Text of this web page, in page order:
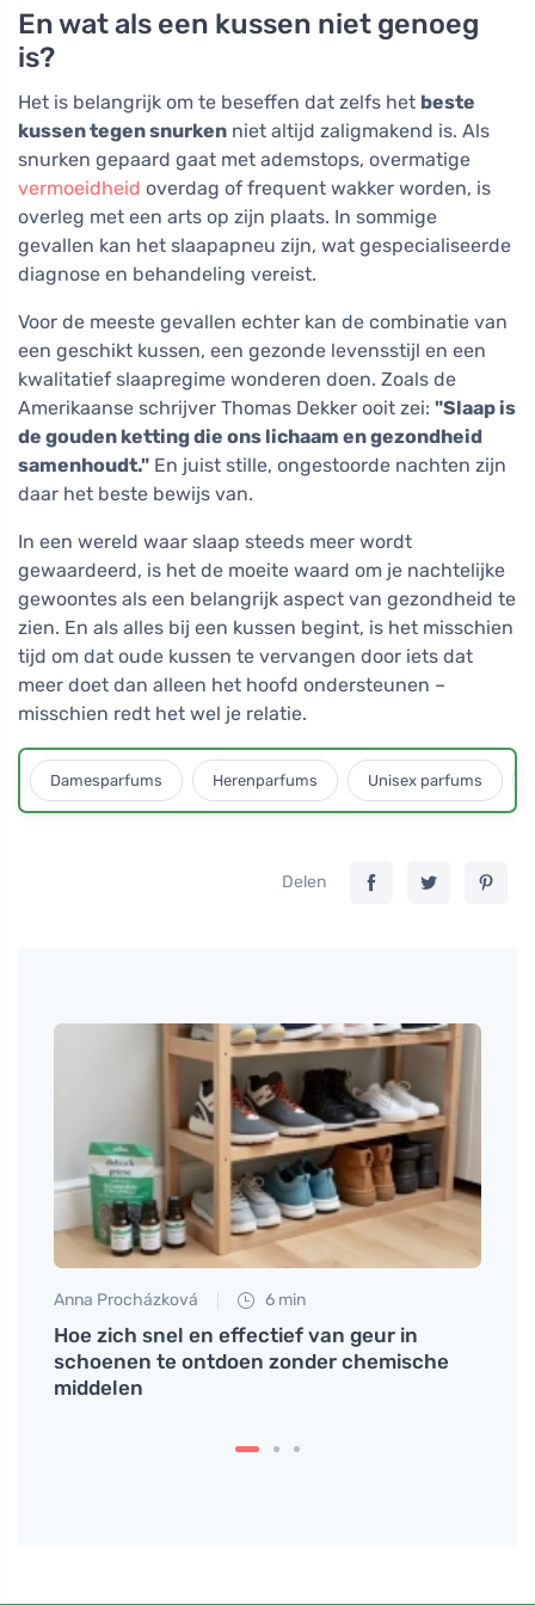
En wat als een kussen niet genoeg
is?
Het is belangrijk om te beseffen dat zelfs het beste
kussen tegen snurken niet altijd zaligmakend is. Als
snurken gepaard gaat met ademstops, overmatige
vermoeidheid overdag of frequent wakker worden, is
overleg met een arts op zijn plaats. In sommige
gevallen kan het slaapapneu zijn, wat gespecialiseerde
diagnose en behandeling vereist.
Voor de meeste gevallen echter kan de combinatie van
een geschikt kussen, een gezonde levensstijl en een
kwalitatief slaapregime wonderen doen. Zoals de
Amerikaanse schrijver Thomas Dekker ooit zei: "Slaap is
de gouden ketting die ons lichaam en gezondheid
samenhoudt." En juist stille, ongestoorde nachten zijn
daar het beste bewijs van.
In een wereld waar slaap steeds meer wordt
gewaardeerd, is het de moeite waard om je nachtelijke
gewoontes als een belangrijk aspect van gezondheid te
zien. En als alles bij een kussen begint, is het misschien
tijd om dat oude kussen te vervangen door iets dat
meer doet dan alleen het hoofd ondersteunen –
misschien redt het wel je relatie.
Damesparfums Herenparfums Unisex parfums
Delen
Anna Procházková 6 min
Hoe zich snel en effectief van geur in
schoenen te ontdoen zonder chemische
middelen